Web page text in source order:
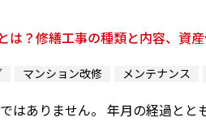
は？修繕工事の種類と内容、資
マンション改修 メンテナンス
はありません。 年月の経過と